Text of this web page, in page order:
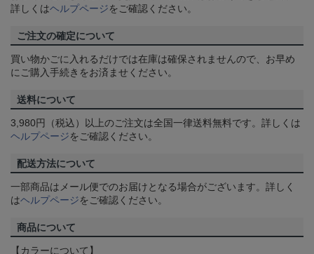
詳しくはヘルプページをご確認ください。
ご注文の確定について
買い物かごに入れるだけでは在庫は確保されませんので、お早め
にご購入手続きをお済ませください。
送料について
3,980円（税込）以上のご注文は全国一律送料無料です。詳しくは
ヘルプページをご確認ください。
配送方法について
一部商品はメール便でのお届けとなる場合がございます。詳しく
はヘルプページをご確認ください。
商品について
【カラーについて】